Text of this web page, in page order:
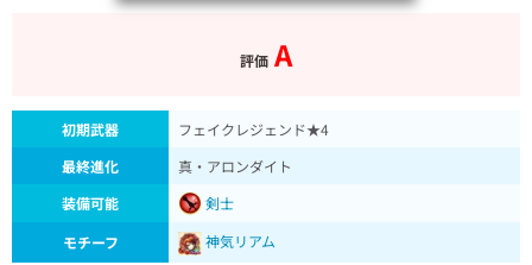
評価 A
初期武器
フェイクレジェンド★4
最終進化
真・アロンダイト
装備可能
剣士
モチーフ
神気リアム